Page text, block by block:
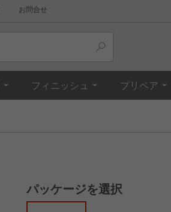
お問合せ
フィニッシュ プリペア
パッケージを選択